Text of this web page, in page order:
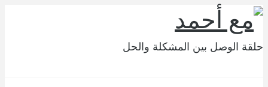
حلقة الوصل بين المشكلة والحل